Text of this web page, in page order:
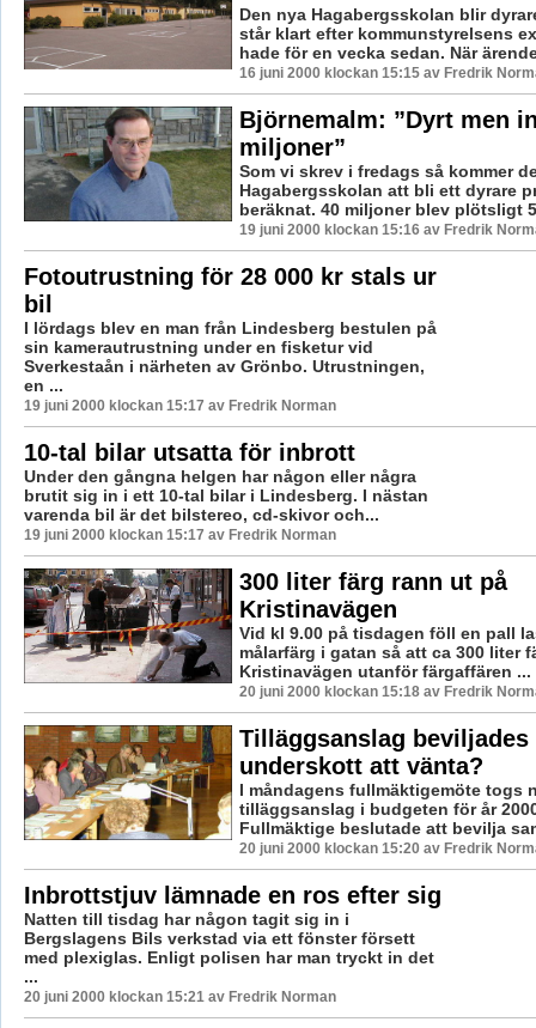
Den nya Hagabergsskolan blir
står klart efter kommunstyrelsens
hade för en vecka sedan. När
16 juni 2000 klockan 15:15 av Fredrik
Björnemalm: ”Dyrt men
miljoner”
Som vi skrev i fredags så kommer
Hagabergsskolan att bli ett dyrare
beräknat. 40 miljoner blev plötsligt
19 juni 2000 klockan 15:16 av Fredrik
Fotoutrustning för 28 000 kr stals ur
bil
I lördags blev en man från Lindesberg bestulen på
sin kamerautrustning under en fisketur vid
Sverkestaån i närheten av Grönbo. Utrustningen,
en ...
19 juni 2000 klockan 15:17 av Fredrik Norman
10-tal bilar utsatta för inbrott
Under den gångna helgen har någon eller några
brutit sig in i ett 10-tal bilar i Lindesberg. I nästan
varenda bil är det bilstereo, cd-skivor och...
19 juni 2000 klockan 15:17 av Fredrik Norman
300 liter färg rann ut på
Kristinavägen
Vid kl 9.00 på tisdagen föll en pall
målarfärg i gatan så att ca 300 liter
Kristinavägen utanför färgaffären ...
20 juni 2000 klockan 15:18 av Fredrik
Tilläggsanslag beviljades
underskott att vänta?
I måndagens fullmäktigemöte togs
tilläggsanslag i budgeten för år
Fullmäktige beslutade att bevilja
20 juni 2000 klockan 15:20 av Fredrik
Inbrottstjuv lämnade en ros efter sig
Natten till tisdag har någon tagit sig in i
Bergslagens Bils verkstad via ett fönster försett
med plexiglas. Enligt polisen har man tryckt in det
...
20 juni 2000 klockan 15:21 av Fredrik Norman